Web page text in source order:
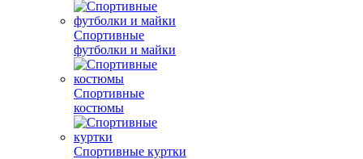
Спортивные
футболки и майки
Спортивные
костюмы
Спортивные куртки